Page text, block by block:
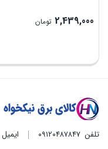
2,439,000 تومان
تلفن ۰۹۱۲۰۴۸۷۸۴۷ ایمیل